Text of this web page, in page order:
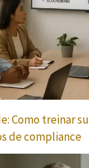
Como treinar
de compliance